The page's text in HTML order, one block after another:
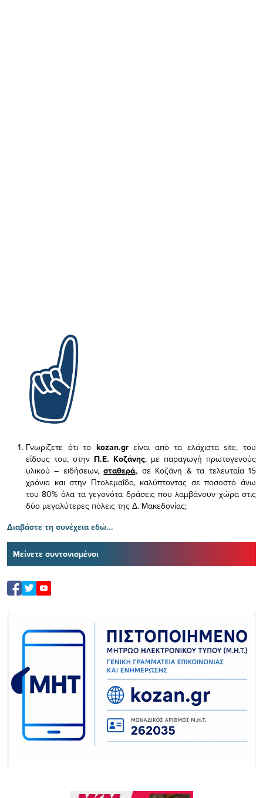
Γνωρίζετε ότι το kozan.gr είναι από τα ελάχισταsite, του
είδους του, στην Π.Ε. Κοζάνης, με παραγωγή πρωτογενούς
υλικού – ειδήσεων,σταθερά, σε Κοζάνη & τα τελευταία 15
χρόνια και στην Πτολεμαΐδα, καλύπτοντας σε ποσοστό άνω
του 80% όλα τα γεγονότα δράσεις που λαμβάνουν χώρα στις
δύο μεγαλύτερες πόλεις της Δ. Μακεδονίας;
Διαβάστε τη συνέχεια εδώ...
Μείνετε συντονισμένοι